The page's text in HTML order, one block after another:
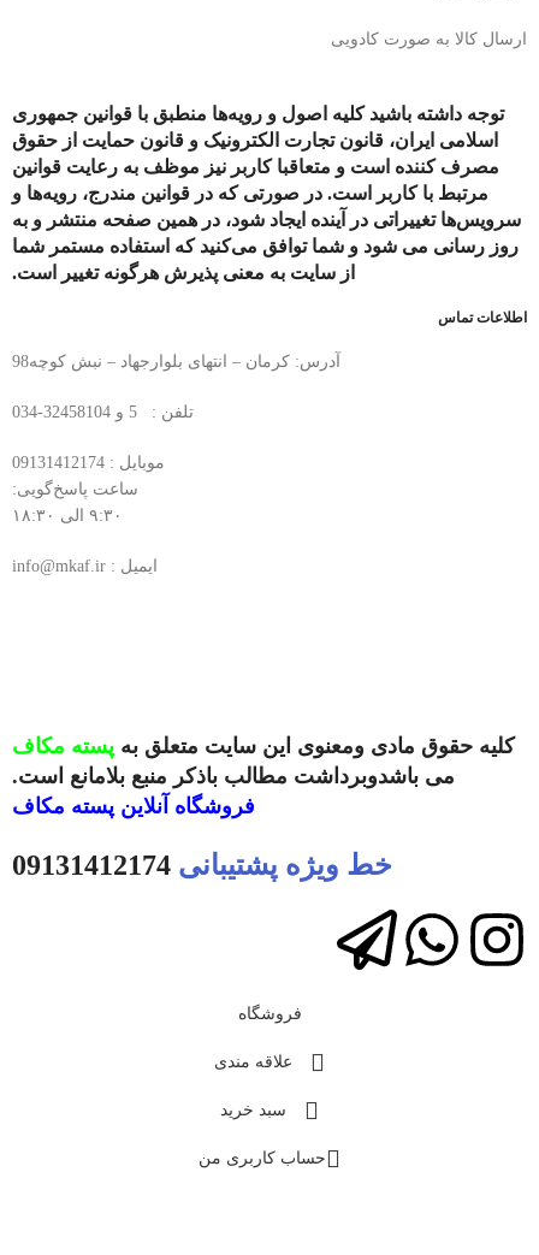
ارسال کالا به صورت کادویی
توجه داشته باشید کلیه اصول و رویه‏‌ها منطبق با قوانین جمهوری
اسلامی ایران، قانون تجارت الکترونیک و قانون حمایت از حقوق
مصرف کننده است و متعاقبا کاربر نیز موظف به رعایت قوانین
مرتبط با کاربر است. در صورتی که در قوانین مندرج، رویه‏‌ها و
سرویس‏‌ها تغییراتی در آینده ایجاد شود، در همین صفحه منتشر و به
روز رسانی می شود و شما توافق می‏‌کنید که استفاده مستمر شما
از سایت به معنی پذیرش هرگونه تغییر است.
اطلاعات تماس
آدرس: کرمان – انتهای بلوارجهاد – نبش کوچه98
تلفن : 5 و 32458104-034
موبایل : 09131412174
ساعت پاسخ‌گویی:
۹:۳۰ الی ۱۸:۳۰
ایمیل : info@mkaf.ir
کلیه حقوق مادی ومعنوی این سایت متعلق به پسته مکاف
می باشدوبرداشت مطالب باذکر منبع بلامانع است.
فروشگاه آنلاین پسته مکاف
خط ویژه پشتیبانی 09131412174
فروشگاه
علاقه مندی
سبد خرید
حساب کاربری من